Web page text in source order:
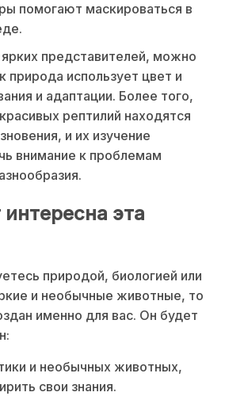
помогают маскироваться в
представителей, можно
природа использует цвет и
и адаптации. Более того,
рептилий находятся
и их изучение
внимание к проблемам
эта
природой, биологией или
и необычные животные, то
именно для вас. Он будет
и необычных животных,
свои знания.